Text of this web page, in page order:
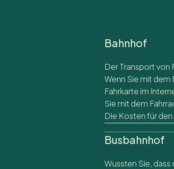
Bahnhof
Der Transport von
Wenn Sie mit dem
Fahrkarte im
Sie mit dem
Die Kosten für den
Busbahnhof
Wussten Sie, dass